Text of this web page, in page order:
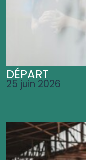
DÉPART
25 juin 2026